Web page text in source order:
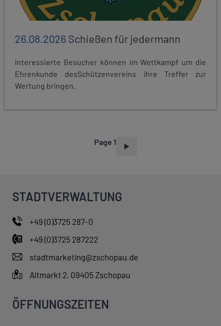
26.08.2026Schießen für jedermann
Interessierte Besucher können im Wettkampf um die
Ehrenkunde desSchützenvereins ihre Treffer zur
Wertung bringen.
Page 1
STADTVERWALTUNG
+49 (0)3725 287-0
+49 (0)3725 287222
stadtmarketing@zschopau.de
Altmarkt 2, 09405 Zschopau
ÖFFNUNGSZEITEN